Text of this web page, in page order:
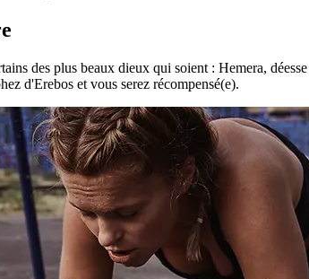
des plus beaux dieux qui soient : Hemera,
d'Erebos et vous serez récompensé(e).